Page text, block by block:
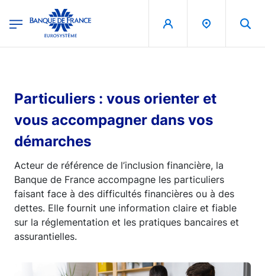
Banque de France - Menu Principal
Particuliers : vous orienter et
vous accompagner dans vos
démarches
Acteur de référence de l’inclusion financière, la
Banque de France accompagne les particuliers
faisant face à des difficultés financières ou à des
dettes. Elle fournit une information claire et fiable
sur la réglementation et les pratiques bancaires et
assurantielles.